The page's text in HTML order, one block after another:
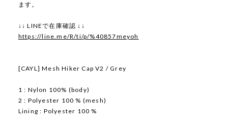
ます。
↓↓ LINEで在庫確認 ↓↓
https://line.me/R/ti/p/%40857meyoh
[CAYL] Mesh Hiker Cap V2 / Grey
1 : Nylon 100% (body)
2 : Polyester 100 % (mesh)
Lining : Polyester 100 %